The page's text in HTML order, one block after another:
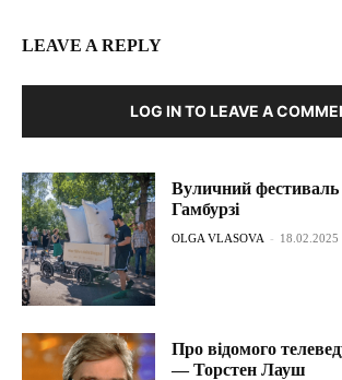
LEAVE A REPLY
LOG IN TO LEAVE A
Вуличний
Гамбурзі
OLGA VLASOVA - 18.02.2025
Про відомого
— Торстен Лауш